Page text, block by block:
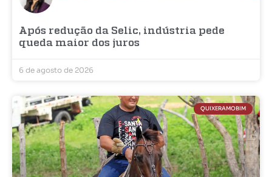
Após redução da Selic, indústria pede
queda maior dos juros
6 de agosto de 2026
QUIXERAMOBIM